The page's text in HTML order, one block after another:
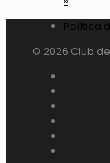
Política
© 2026 Club